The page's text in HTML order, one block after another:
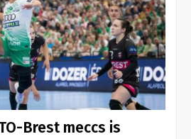
Brest meccs is